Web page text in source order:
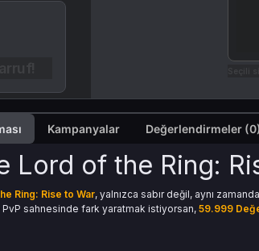
Kampanyalar Değerlendirmeler (0)
Lord of the Ring:
Ring: Rise to War, yalnızca sabır değil, aynı
PvP sahnesinde fark yaratmak istiyorsan,59.999